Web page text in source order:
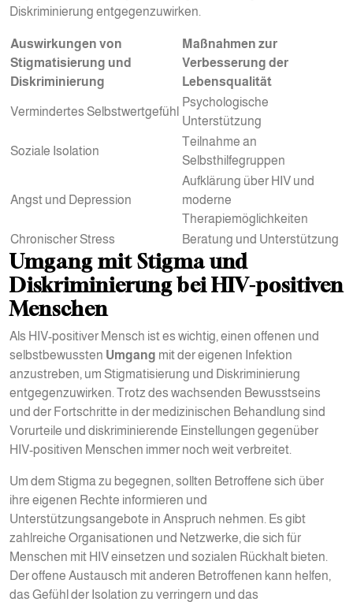
Diskriminierung entgegenzuwirken.
Auswirkungen von
Stigmatisierung und
Diskriminierung
Maßnahmen zur
Verbesserung der
Lebensqualität
Vermindertes Selbstwertgefühl
Psychologische
Unterstützung
Soziale Isolation
Teilnahme an
Selbsthilfegruppen
Angst und Depression
Aufklärung über HIV und
moderne
Therapiemöglichkeiten
Chronischer Stress
Beratung und Unterstützung
Umgang mit Stigma und
Diskriminierung bei HIV-positiven
Menschen
Als HIV-positiver Mensch ist es wichtig, einen offenen und
selbstbewussten Umgang mit der eigenen Infektion
anzustreben, um Stigmatisierung und Diskriminierung
entgegenzuwirken. Trotz des wachsenden Bewusstseins
und der Fortschritte in der medizinischen Behandlung sind
Vorurteile und diskriminierende Einstellungen gegenüber
HIV-positiven Menschen immer noch weit verbreitet.
Um dem Stigma zu begegnen, sollten Betroffene sich über
ihre eigenen Rechte informieren und
Unterstützungsangebote in Anspruch nehmen. Es gibt
zahlreiche Organisationen und Netzwerke, die sich für
Menschen mit HIV einsetzen und sozialen Rückhalt bieten.
Der offene Austausch mit anderen Betroffenen kann helfen,
das Gefühl der Isolation zu verringern und das